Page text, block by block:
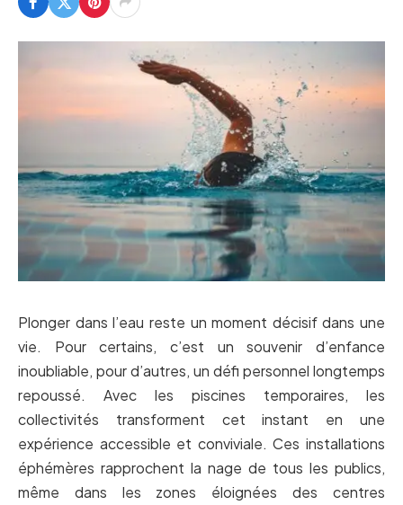
Plonger dans l’eau reste un moment décisif dans une
vie. Pour certains, c’est un souvenir d’enfance
inoubliable, pour d’autres, un défi personnel longtemps
repoussé. Avec les piscines temporaires, les
collectivités transforment cet instant en une
expérience accessible et conviviale. Ces installations
éphémères rapprochent la nage de tous les publics,
même dans les zones éloignées des centres